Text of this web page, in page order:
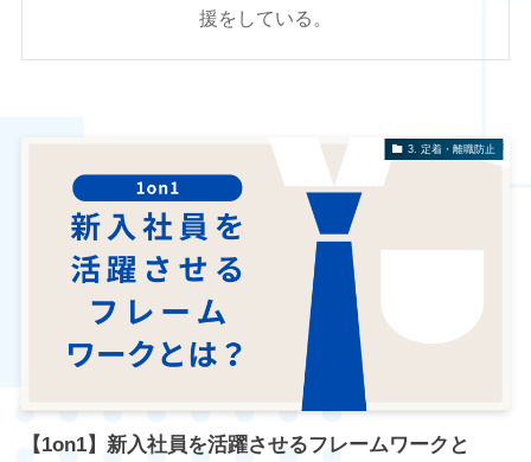
援をしている。
3. 定着・離職防止
【1on1】新入社員を活躍させるフレームワークと